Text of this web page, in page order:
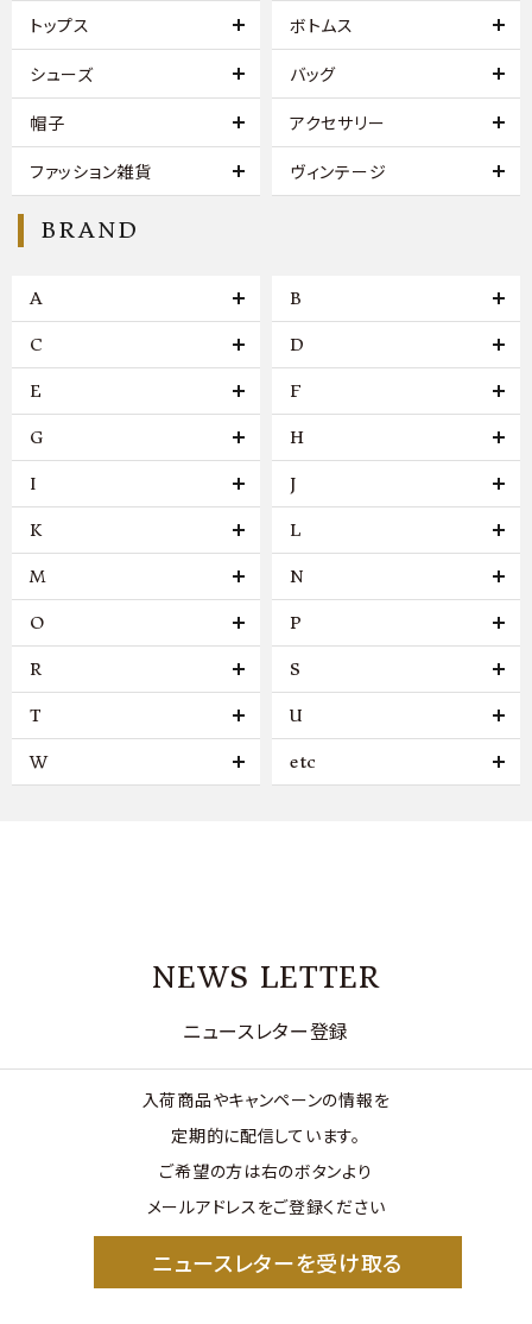
トップス ボトムス
シューズ バッグ
帽子 アクセサリー
ファッション雑貨 ヴィンテージ
BRAND
A B
C D
E F
G H
I J
K L
M N
O P
R S
T U
W etc
NEWS LETTER
ニュースレター登録
入荷商品やキャンペーンの情報を
定期的に配信しています。
ご希望の方は右のボタンより
メールアドレスをご登録ください
ニュースレターを受け取る